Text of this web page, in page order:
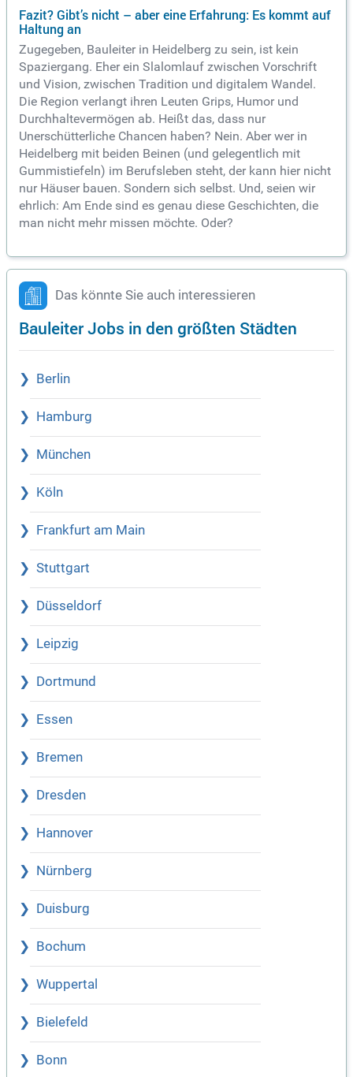
Fazit? Gibt’s nicht – aber eine Erfahrung: Es kommt auf
Haltung an
Zugegeben, Bauleiter in Heidelberg zu sein, ist kein
Spaziergang. Eher ein Slalomlauf zwischen Vorschrift
und Vision, zwischen Tradition und digitalem Wandel.
Die Region verlangt ihren Leuten Grips, Humor und
Durchhaltevermögen ab. Heißt das, dass nur
Unerschütterliche Chancen haben? Nein. Aber wer in
Heidelberg mit beiden Beinen (und gelegentlich mit
Gummistiefeln) im Berufsleben steht, der kann hier nicht
nur Häuser bauen. Sondern sich selbst. Und, seien wir
ehrlich: Am Ende sind es genau diese Geschichten, die
man nicht mehr missen möchte. Oder?
Das könnte Sie auch interessieren
Bauleiter Jobs in den größten Städten
Berlin
Hamburg
München
Köln
Frankfurt am Main
Stuttgart
Düsseldorf
Leipzig
Dortmund
Essen
Bremen
Dresden
Hannover
Nürnberg
Duisburg
Bochum
Wuppertal
Bielefeld
Bonn